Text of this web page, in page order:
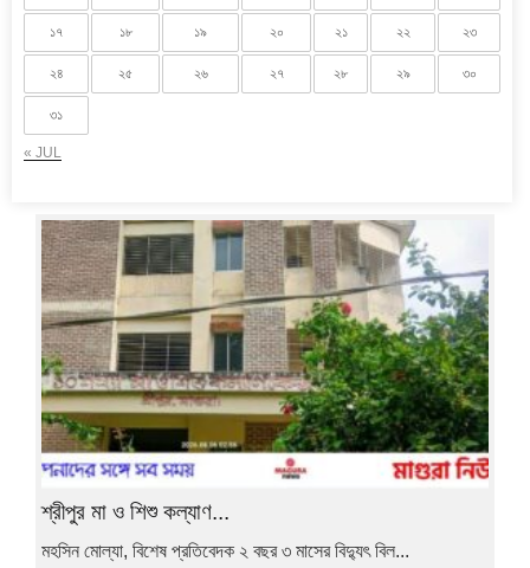
« JUL
১৭ ১৮ ১৯ ২০ ২১ ২২ ২৩
২৪ ২৫ ২৬ ২৭ ২৮ ২৯ ৩০
৩১
শ্রীপুর মা ও শিশু কল্যাণ...
মহসিন মোল্যা, বিশেষ প্রতিবেদক ২ বছর ৩ মাসের বিদ্যুৎ বিল...